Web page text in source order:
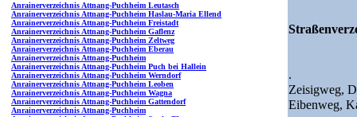
Anrainerverzeichnis Attnang-Puchheim Leutasch
Anrainerverzeichnis Attnang-Puchheim Haslau-Maria Ellend
Anrainerverzeichnis Attnang-Puchheim Freistadt
Anrainerverzeichnis Attnang-Puchheim Gaflenz
Anrainerverzeichnis Attnang-Puchheim Zeltweg
Anrainerverzeichnis Attnang-Puchheim Eberau
Anrainerverzeichnis Attnang-Puchheim
Anrainerverzeichnis Attnang-Puchheim Puch bei Hallein
Anrainerverzeichnis Attnang-Puchheim Werndorf
Anrainerverzeichnis Attnang-Puchheim Leoben
Anrainerverzeichnis Attnang-Puchheim Wagna
Anrainerverzeichnis Attnang-Puchheim Gattendorf
Anrainerverzeichnis Attnang-Puchheim
.
Zeisigweg,
Eibenweg,